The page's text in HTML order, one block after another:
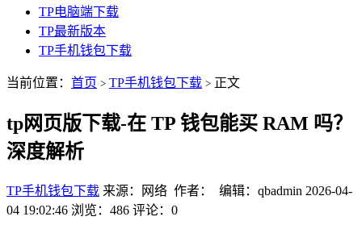
TP电脑端下载
TP最新版本
TP手机钱包下载
当前位置： 首页 > TP手机钱包下载 > 正文
tp网页版下载-在 TP 钱包能买 RAM 吗？
深度解析
TP手机钱包下载 来源：网络 作者： 编辑：qbadmin 2026-04-
04 19:02:46 浏览：486 评论：0